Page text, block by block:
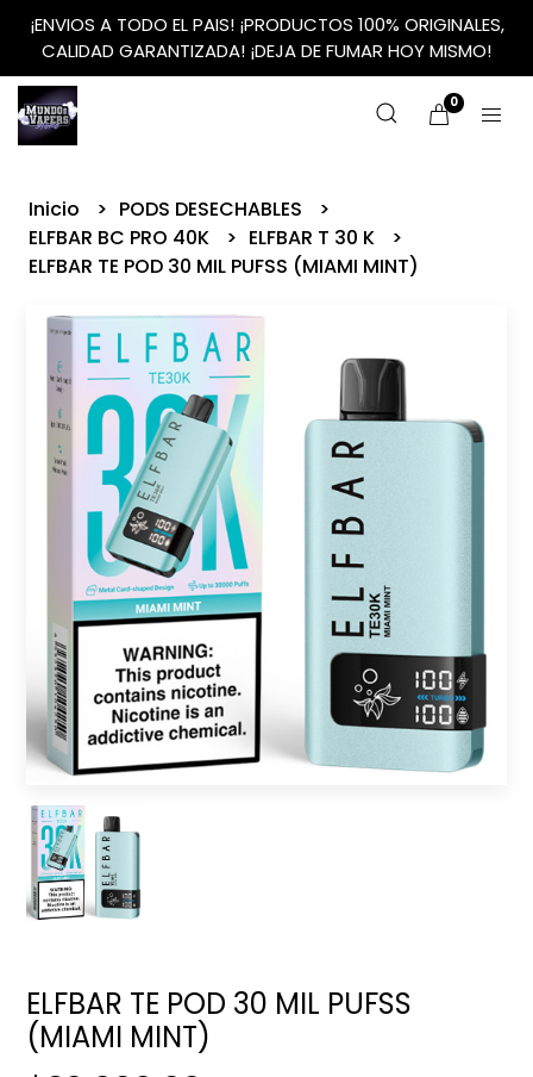
¡ENVIOS A TODO EL PAIS! ¡PRODUCTOS 100% ORIGINALES,
CALIDAD GARANTIZADA! ¡DEJA DE FUMAR HOY MISMO!
0
Inicio
PODS DESECHABLES
ELFBAR BC PRO 40K
ELFBAR T 30 K
ELFBAR TE POD 30 MIL PUFSS (MIAMI MINT)
ELFBAR TE POD 30 MIL PUFSS
(MIAMI MINT)